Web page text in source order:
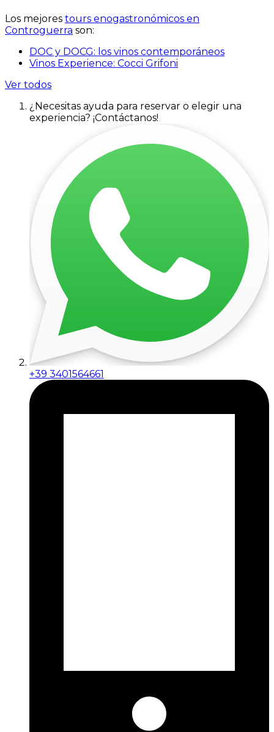
Los mejores tours enogastronómicos en
Controguerra son:
DOC y DOCG: los vinos contemporáneos
Vinos Experience: Cocci Grifoni
Ver todos
¿Necesitas ayuda para reservar o elegir una
experiencia? ¡Contáctanos!
+39 3401564661